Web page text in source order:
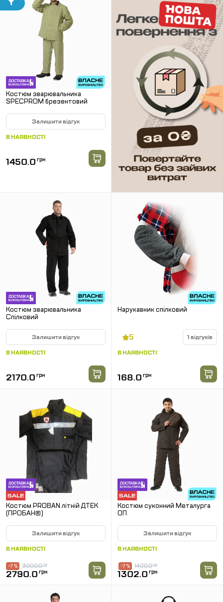
Костюм зварювальника
SPECPROM брезентовий
Залишити відгук
В НАЯВНОСТІ
1450.0 грн
Костюм зварювальника
Спілковий
Залишити відгук
В НАЯВНОСТІ
2170.0 грн
Нарукавник спілковий
5 1 відгуків
В НАЯВНОСТІ
168.0 грн
Костюм PROBAN літній ДТЕК
(ПРОБАН®)
Залишити відгук
В НАЯВНОСТІ
3000.0грн
-7 %
2790.0 грн
Костюм суконний Металурга
ОП
Залишити відгук
В НАЯВНОСТІ
1400.0грн
-7 %
1302.0 грн